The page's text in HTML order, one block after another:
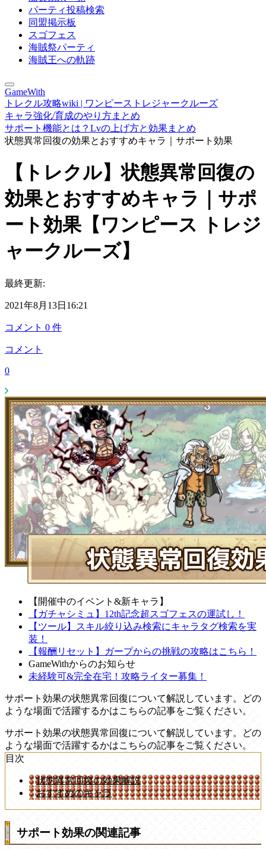
パーティ投稿検索
同盟掲示板
スゴフェス
海賊祭パーティ
海賊王への軌跡
GameWith
トレクル攻略wiki | ワンピーストレジャークルーズ
キャラ強化/育成のやり方まとめ
サポート機能とは？Lvの上げ方と効果まとめ
状態異常回復の効果とおすすめキャラ｜サポート効果
【トレクル】状態異常回復の
効果とおすすめキャラ｜サポ
ート効果【ワンピース トレジ
ャークルーズ】
最終更新:
2021年8月13日16:21
コメント 0 件
コメント
0
【開催中のイベント&新キャラ】
【ガチャシミュ】12th記念超スゴフェスの運試し！
【ツール】スキル絞り込み検索にキャラタグ検索を実
装！
【報酬リセット】ガープからの挑戦の攻略はこちら！
GameWithからのお知らせ
未経験可&完全在宅！攻略ライター募集！
サポート効果の状態異常回復について解説しています。どの
ような場面で活躍するかはこちらの記事をご覧ください。
サポート効果の状態異常回復について解説しています。どの
ような場面で活躍するかはこちらの記事をご覧ください。
目次
状態異常回復の効果解説
おすすめのキャラ
サポート効果の関連記事